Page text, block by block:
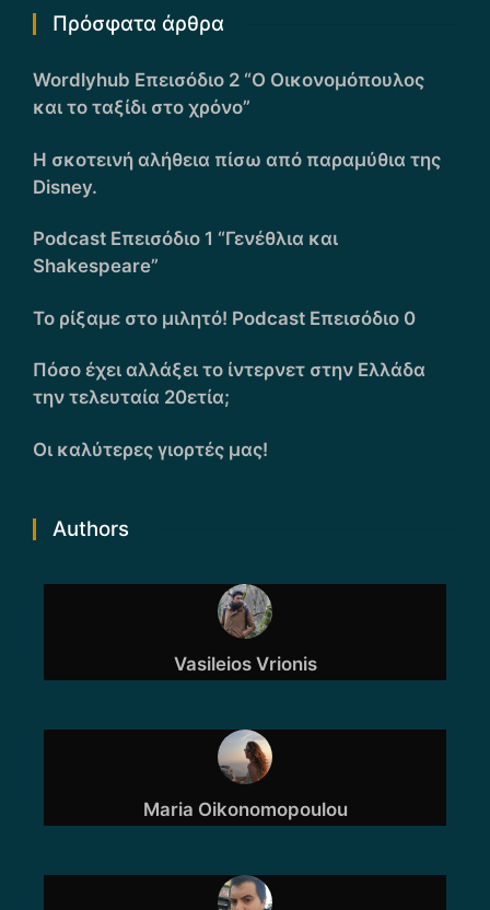
Πρόσφατα άρθρα
Wordlyhub Επεισόδιο 2 “Ο Οικονομόπουλος
και το ταξίδι στο χρόνο”
Η σκοτεινή αλήθεια πίσω από παραμύθια της
Disney.
Podcast Επεισόδιο 1 “Γενέθλια και
Shakespeare”
Το ρίξαμε στο μιλητό! Podcast Επεισόδιο 0
Πόσο έχει αλλάξει το ίντερνετ στην Ελλάδα
την τελευταία 20ετία;
Οι καλύτερες γιορτές μας!
Authors
Vasileios Vrionis
Maria Oikonomopoulou